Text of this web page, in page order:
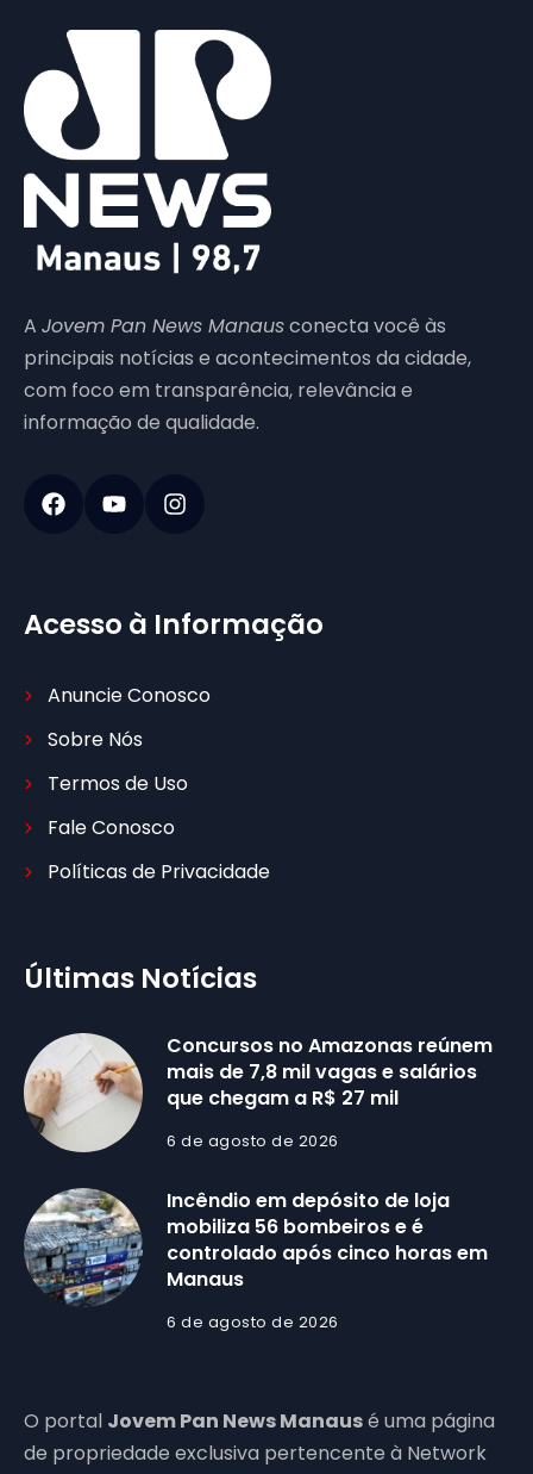
A Jovem Pan News Manausconecta você às
principais notícias e acontecimentos da cidade,
com foco em transparência, relevância e
informação de qualidade.
Acesso à Informação
Anuncie Conosco
Sobre Nós
Termos de Uso
Fale Conosco
Políticas de Privacidade
Últimas Notícias
Concursos no Amazonas reúnem
mais de 7,8 mil vagas e salários
que chegam a R$ 27 mil
6 de agosto de 2026
Incêndio em depósito de loja
mobiliza 56 bombeiros e é
controlado após cinco horas em
Manaus
6 de agosto de 2026
O portal Jovem Pan News Manausé uma página
de propriedade exclusiva pertencente à Network